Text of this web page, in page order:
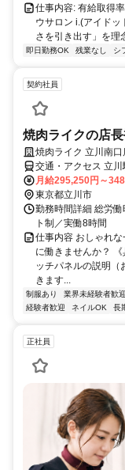
仕事内容: 有給取得
ウサロン i.(アイドッ
さを引き出す」を理
即日勤務OK 残業なし シ
契約社員
焼肉ライクの店
焼肉ライク 立川南口
交通・アクセス 立
月給295,250円～
東京都立川市
勤務時間詳細 総労
ト制／実働8時間
仕事内容 おしゃれ
に働きませんか？
ッチパネルの説明（
きます...
制服あり 業界未経験者歓迎
経験者歓迎
ネイルOK 長
正社員